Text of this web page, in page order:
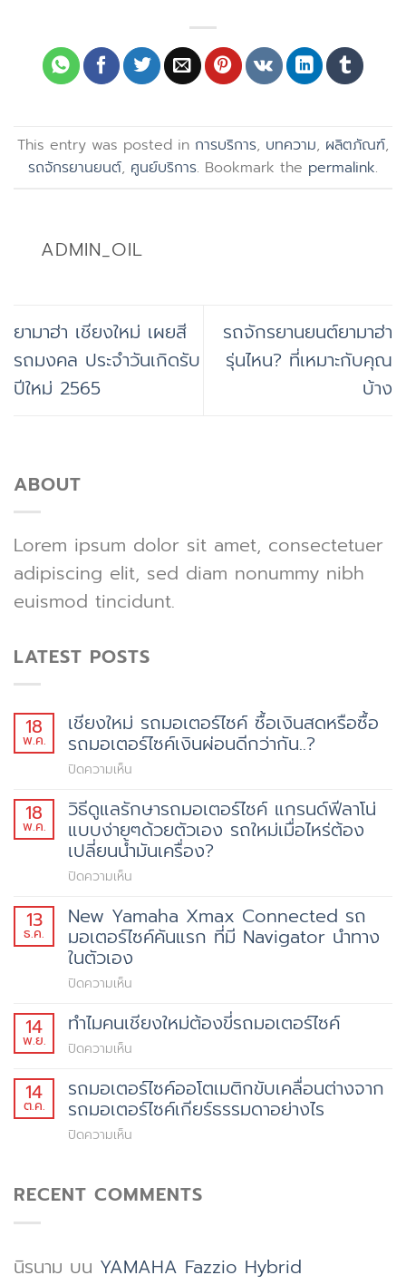
This entry was posted in การบริการ, บทความ, ผลิตภัณฑ์,
รถจักรยานยนต์, ศูนย์บริการ. Bookmark the permalink.
ADMIN_OIL
ยามาฮ่า เชียงใหม่ เผยสี
รถมงคล ประจำวันเกิดรับ
ปีใหม่ 2565
รถจักรยานยนต์ยามาฮ่า
รุ่นไหน? ที่เหมาะกับคุณ
บ้าง
ABOUT
Lorem ipsum dolor sit amet, consectetuer
adipiscing elit, sed diam nonummy nibh
euismod tincidunt.
LATEST POSTS
18
พ.ค.
เชียงใหม่ รถมอเตอร์ไซค์ ซื้อเงินสดหรือซื้อ
รถมอเตอร์ไซค์เงินผ่อนดีกว่ากัน..?
ปิดความเห็น
รถ
มอเตอร์ไซค์
ซื้อ
รถ
มอเตอร์ไซค์
เงินผ่อน
กัน..?
18
พ.ค.
วิธีดูแลรักษารถมอเตอร์ไซค์ แกรนด์ฟีลาโน่
แบบง่ายๆด้วยตัวเอง รถใหม่เมื่อไหร่ต้อง
เปลี่ยนน้ำมันเครื่อง?
ปิดความเห็น
ดูแล
รักษา
รถ
รนด์ฟี
ลา
ง่ายๆ
ด้วย
ใหม่
เปลี่ยน
13
ธ.ค.
New Yamaha Xmax Connected รถ
มอเตอร์ไซค์คันแรก ที่มี Navigator นำทาง
ในตัวเอง
ปิดความเห็น
Yamaha
รถ
มอเตอร์ไซค์
คัน
Navigator
ตัว
14
พ.ย.
ทำไมคนเชียงใหม่ต้องขี่รถมอเตอร์ไซค์
ปิดความเห็น
คน
เชียงใหม่
มอเตอร์ไซค์
14
ต.ค.
รถมอเตอร์ไซค์ออโตเมติกขับเคลื่อนต่างจาก
รถมอเตอร์ไซค์เกียร์ธรรมดาอย่างไร
ปิดความเห็น
ออ
ขับ
RECENT COMMENTS
นิรนาม บน YAMAHA Fazzio Hybrid